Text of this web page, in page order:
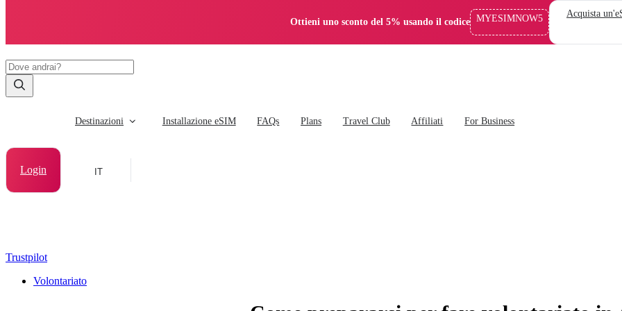
Ottieni uno sconto del 5% usando il codice MYESIMNOW5 Acquista
Destinazioni Installazione eSIM FAQs Plans Travel Club Affiliati For Business
Login IT
Trustpilot
Volontariato